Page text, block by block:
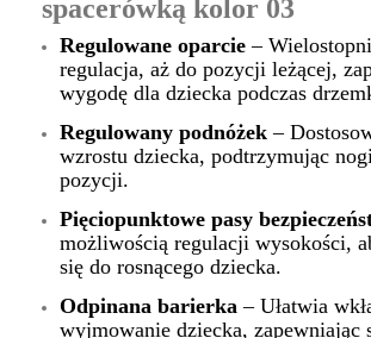
Regulowane oparcie –
regulacja, aż do pozycji leżącej,
wygodę dla dziecka podczas
Regulowany podnóżek –
wzrostu dziecka, podtrzymując
pozycji.
Pięciopunktowe pasy
możliwością regulacji wysokości,
się do rosnącego dziecka.
Odpinana barierka – Ułatwia
wyjmowanie dziecka, zapewniając